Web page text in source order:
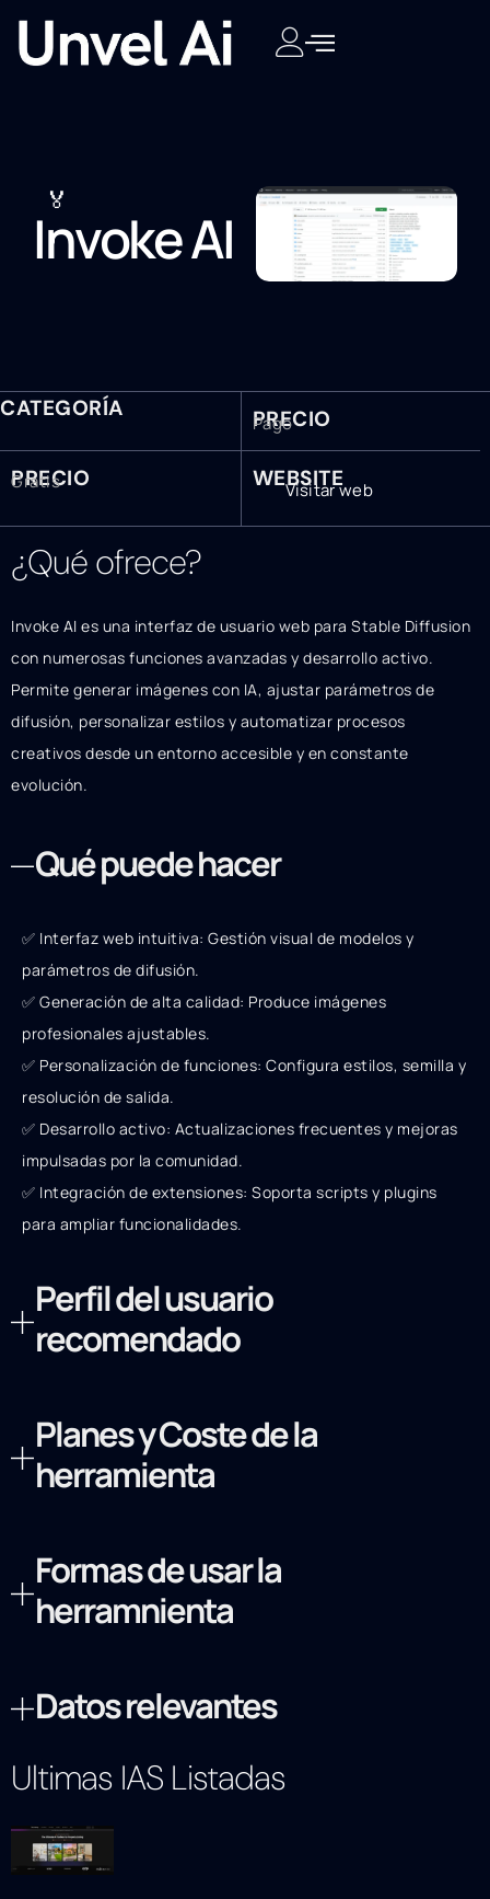
🏅
Invoke AI
CATEGORÍA PRECIO
Pago
PRECIO
Gratis WEBSITE
Visitar web
¿Qué ofrece?
Invoke AI es una interfaz de usuario web para Stable Diffusion
con numerosas funciones avanzadas y desarrollo activo.
Permite generar imágenes con IA, ajustar parámetros de
difusión, personalizar estilos y automatizar procesos
creativos desde un entorno accesible y en constante
evolución.
Qué puede hacer
✅ Interfaz web intuitiva: Gestión visual de modelos y
parámetros de difusión.
✅ Generación de alta calidad: Produce imágenes
profesionales ajustables.
✅ Personalización de funciones: Configura estilos, semilla y
resolución de salida.
✅ Desarrollo activo: Actualizaciones frecuentes y mejoras
impulsadas por la comunidad.
✅ Integración de extensiones: Soporta scripts y plugins
para ampliar funcionalidades.
Perfil del usuario
recomendado
Planes y Coste de la
herramienta
Formas de usar la
herramnienta
Datos relevantes
Ultimas IAS Listadas